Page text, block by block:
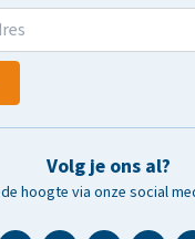
Volg je ons al?
hoogte via onze social